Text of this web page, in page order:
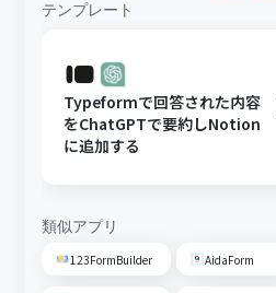
テンプレート
Typeformで回答された内容
をChatGPTで要約しNotion
に追加する
類似アプリ
123FormBuilder AidaForm